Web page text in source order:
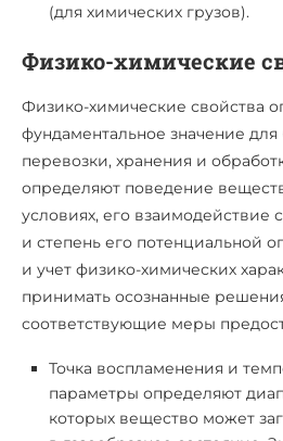
(для химических грузов).
Физико-химические
Физико-химические свойства
фундаментальное значение для
перевозки, хранения и
определяют поведение
условиях, его
и степень его потенциальной
и учет физико-химических
принимать осознанные
соответствующие меры
Точка воспламенения и
параметры определяют
которых вещество может